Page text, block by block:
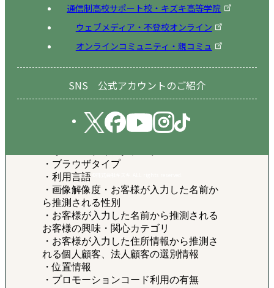
通信制高校サポート校・キズキ高等学院
ウェブメディア・不登校オンライン
オンラインコミュニティ・親コミュ
SNS 公式アカウントのご紹介
Adobe Audience Manager
送信される
利用者情報
・訪問者ID
・IPアドレス
・ウェブサイトでの行動履歴
・リファラー
・ブラウザタイプ
・利用言語
・画像解像度・お客様が入力した名前か
ら推測される性別
・お客様が入力した名前から推測される
お客様の興味・関心カテゴリ
・お客様が入力した住所情報から推測さ
れる個人顧客、法人顧客の選別情報
・位置情報
・プロモーションコード利用の有無